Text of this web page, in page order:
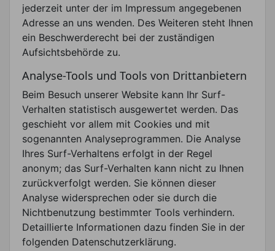
jederzeit unter der im Impressum angegebenen
Adresse an uns wenden. Des Weiteren steht Ihnen
ein Beschwerderecht bei der zuständigen
Aufsichtsbehörde zu.
Analyse-Tools und Tools von Drittanbietern
Beim Besuch unserer Website kann Ihr Surf-
Verhalten statistisch ausgewertet werden. Das
geschieht vor allem mit Cookies und mit
sogenannten Analyseprogrammen. Die Analyse
Ihres Surf-Verhaltens erfolgt in der Regel
anonym; das Surf-Verhalten kann nicht zu Ihnen
zurückverfolgt werden. Sie können dieser
Analyse widersprechen oder sie durch die
Nichtbenutzung bestimmter Tools verhindern.
Detaillierte Informationen dazu finden Sie in der
folgenden Datenschutzerklärung.